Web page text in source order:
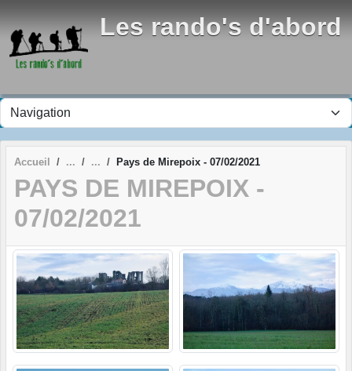
Les rando's d'abord
Accueil Pays de Mirepoix - 07/02/2021
PAYS DE MIREPOIX -
07/02/2021